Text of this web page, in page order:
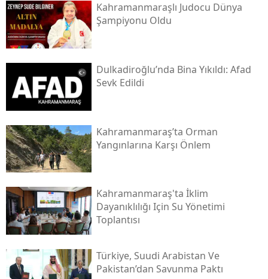
Kahramanmaraşlı Judocu Dünya
Şampiyonu Oldu
Dulkadiroğlu’nda Bina Yıkıldı: Afad
Sevk Edildi
Kahramanmaraş’ta Orman
Yangınlarına Karşı Önlem
Kahramanmaraş'ta İklim
Dayanıklılığı Için Su Yönetimi
Toplantısı
Türkiye, Suudi Arabistan Ve
Pakistan’dan Savunma Paktı